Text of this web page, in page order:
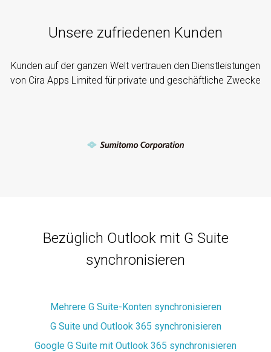
Unsere zufriedenen Kunden
Kunden auf der ganzen Welt vertrauen den Dienstleistungen
von Cira Apps Limited für private und geschäftliche Zwecke
Bezüglich Outlook mit G Suite
synchronisieren
Mehrere G Suite-Konten synchronisieren
G Suite und Outlook 365 synchronisieren
Google G Suite mit Outlook 365 synchronisieren